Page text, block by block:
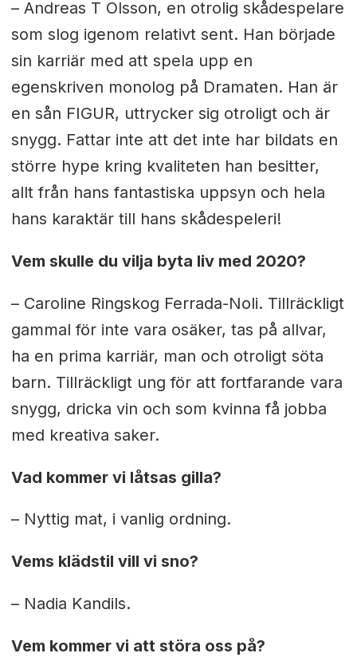
– Andreas T Olsson, en otrolig skådespelare
som slog igenom relativt sent. Han började
sin karriär med att spela upp en
egenskriven monolog på Dramaten. Han är
en sån FIGUR, uttrycker sig otroligt och är
snygg. Fattar inte att det inte har bildats en
större hype kring kvaliteten han besitter,
allt från hans fantastiska uppsyn och hela
hans karaktär till hans skådespeleri!
Vem skulle du vilja byta liv med 2020?
– Caroline Ringskog Ferrada-Noli. Tillräckligt
gammal för inte vara osäker, tas på allvar,
ha en prima karriär, man och otroligt söta
barn. Tillräckligt ung för att fortfarande vara
snygg, dricka vin och som kvinna få jobba
med kreativa saker.
Vad kommer vi låtsas gilla?
– Nyttig mat, i vanlig ordning.
Vems klädstil vill vi sno?
– Nadia Kandils.
Vem kommer vi att störa oss på?